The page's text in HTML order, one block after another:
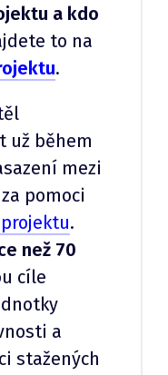
a kdo
to na
.
už během
mezi
pomoci
.
než 70
cíle
a
stažených